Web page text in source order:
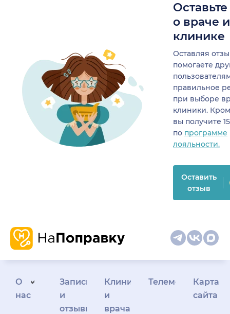
о враче
клинике
Оставляя
помогаете
правильное
при выборе
клиники.
вы получите
по программе
лояльности.
Оставить
отзыв
О
нас
Запись
и
отзывы
Клиникам
и
врачам
Телемедицина
Карта
сайта